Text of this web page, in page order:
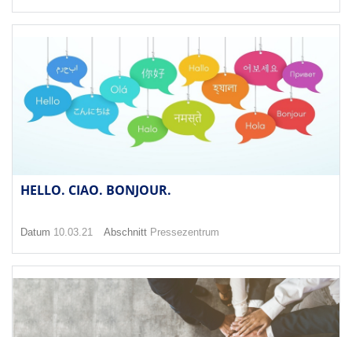
HELLO. CIAO. BONJOUR.
Datum 10.03.21 Abschnitt Pressezentrum